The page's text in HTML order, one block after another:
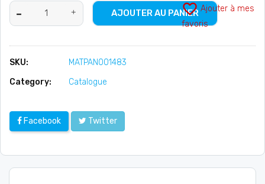
AJOUTER AU PANIER
favorite_border Ajouter à mes
favoris
SKU:
MATPAN001483
Category:
Catalogue
Facebook Twitter